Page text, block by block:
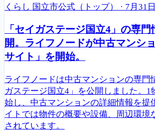
くらし 国立市公式（トップ） · 7月31日
「セイガステージ国立4」の専
開。ライフノードが中古マンシ
サイト」を開始。
ライフノードは中古マンションの専門
ガステージ国立4」を公開しました。1
始し、中古マンションの詳細情報を提
イトでは物件の概要や設備、周辺環境
されています。